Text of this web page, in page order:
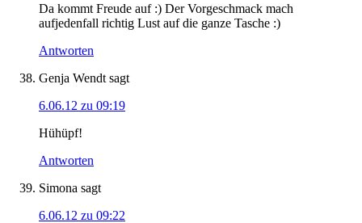
Da kommt Freude auf :) Der Vorgeschmack mach
aufjedenfall richtig Lust auf die ganze Tasche :)
Antworten
Genja Wendt sagt
6.06.12 zu 09:19
Hühüpf!
Antworten
Simona sagt
6.06.12 zu 09:22